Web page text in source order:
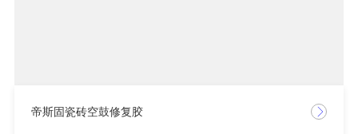
帝斯固瓷砖空鼓修复胶